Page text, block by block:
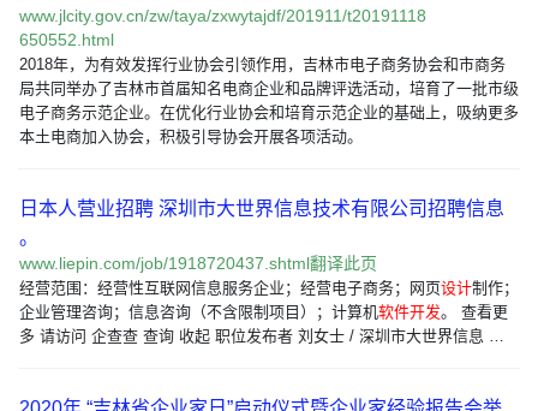
www.jlcity.gov.cn/zw/taya/zxwytajdf/201911/t20191118
650552.html
2018年，为有效发挥行业协会引领作用，吉林市电子商务协会和市商务
局共同举办了吉林市首届知名电商企业和品牌评选活动，培育了一批市级
电子商务示范企业。在优化行业协会和培育示范企业的基础上，吸纳更多
本土电商加入协会，积极引导协会开展各项活动。
日本人营业招聘 深圳市大世界信息技术有限公司招聘信息
。
www.liepin.com/job/1918720437.shtml翻译此页
经营范围：经营性互联网信息服务企业；经营电子商务；网页设计制作；
企业管理咨询；信息咨询（不含限制项目）；计算机软件开发。 查看更
多 请访问 企查查 查询 收起 职位发布者 刘女士 / 深圳市大世界信息 …